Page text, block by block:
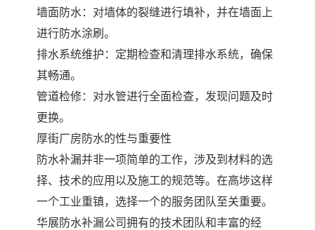
墙面防水：对墙体的裂缝进行填补，并在墙面上
进行防水涂刷。
排水系统维护：定期检查和清理排水系统，确保
其畅通。
管道检修：对水管进行全面检查，发现问题及时
更换。
厚街厂房防水的性与重要性
防水补漏并非一项简单的工作，涉及到材料的选
择、技术的应用以及施工的规范等。在高埗这样
一个工业重镇，选择一个的服务团队至关重要。
华展防水补漏公司拥有的技术团队和丰富的经